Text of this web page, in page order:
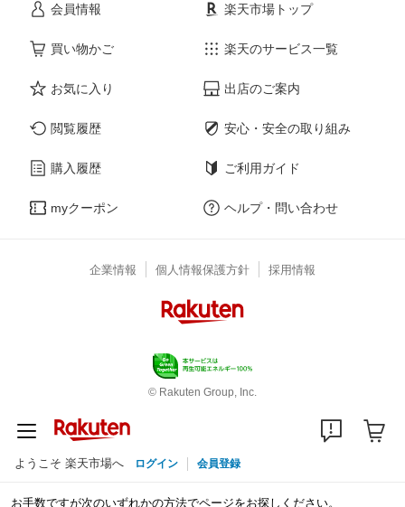
会員情報
買い物かご
お気に入り
閲覧履歴
購入履歴
myクーポン
楽天市場トップ
楽天のサービス一覧
出店のご案内
安心・安全の取り組み
ご利用ガイド
ヘルプ・問い合わせ
企業情報 個人情報保護方針 採用情報
© Rakuten Group, Inc.
ようこそ 楽天市場へ ログイン 会員登録
お手数ですが次のいずれかの方法でページをお探しください。